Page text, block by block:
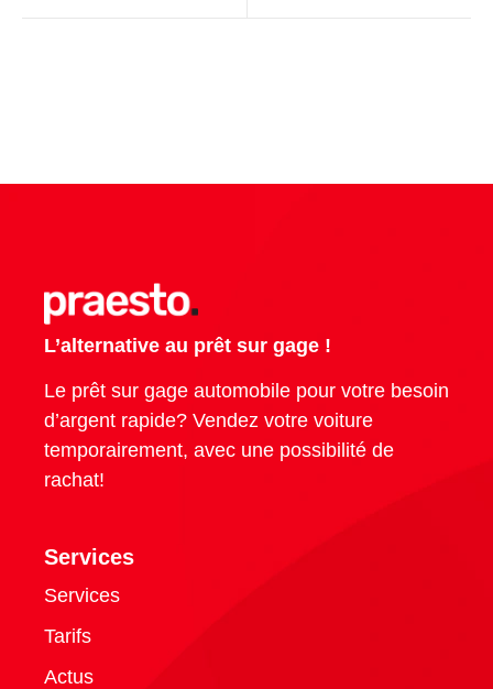
L’alternative au prêt sur gage !
Le prêt sur gage automobile pour votre besoin
d’argent rapide? Vendez votre voiture
temporairement, avec une possibilité de
rachat!
Services
Services
Tarifs
Actus